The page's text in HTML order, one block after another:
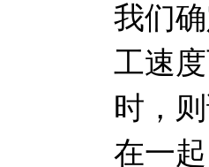
我们
工速
时，
在一